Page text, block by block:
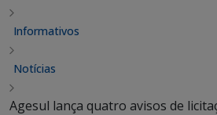
Informativos
Notícias
Agesul lança quatro avisos de